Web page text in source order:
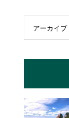
アーカイブ